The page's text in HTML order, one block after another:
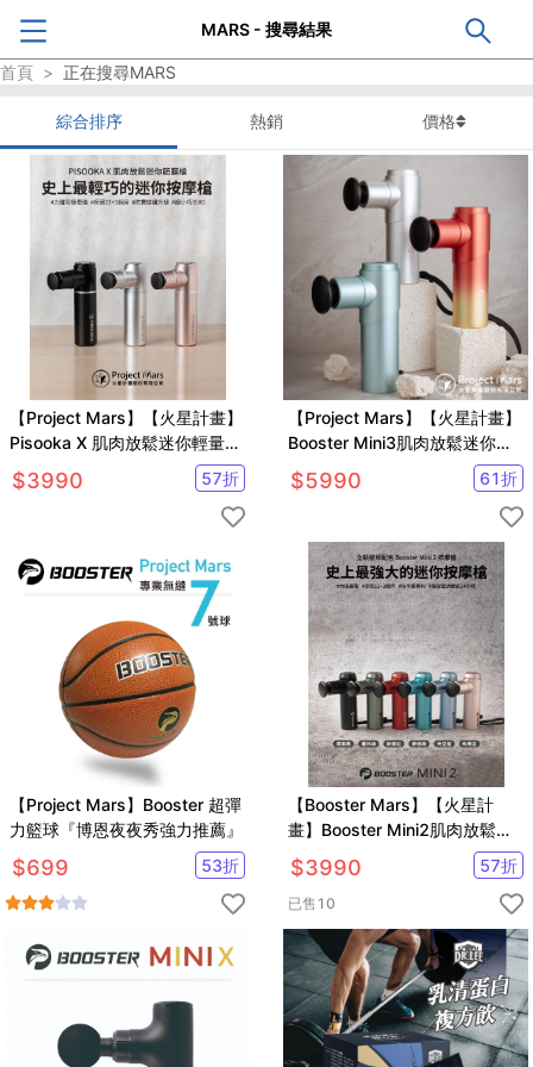
MARS - 搜尋結果
首頁 > 正在搜尋MARS
綜合排序 熱銷 價格
【Project Mars】【火星計畫】
Pisooka X 肌肉放鬆迷你輕量筋
膜槍(市場最輕/保固最好)
$3990 57折
【Project Mars】【火星計畫】
Booster Mini3肌肉放鬆迷你強
力筋膜槍 按摩槍(馬達升級/安心
保固)
$5990 61折
【Project Mars】Booster 超彈
力籃球『博恩夜夜秀強力推薦』
$699 53折
【Booster Mars】【火星計
畫】Booster Mini2肌肉放鬆迷
你強力筋膜槍 按摩槍(力道最
強、保固最好)
$3990 57折
已售 10